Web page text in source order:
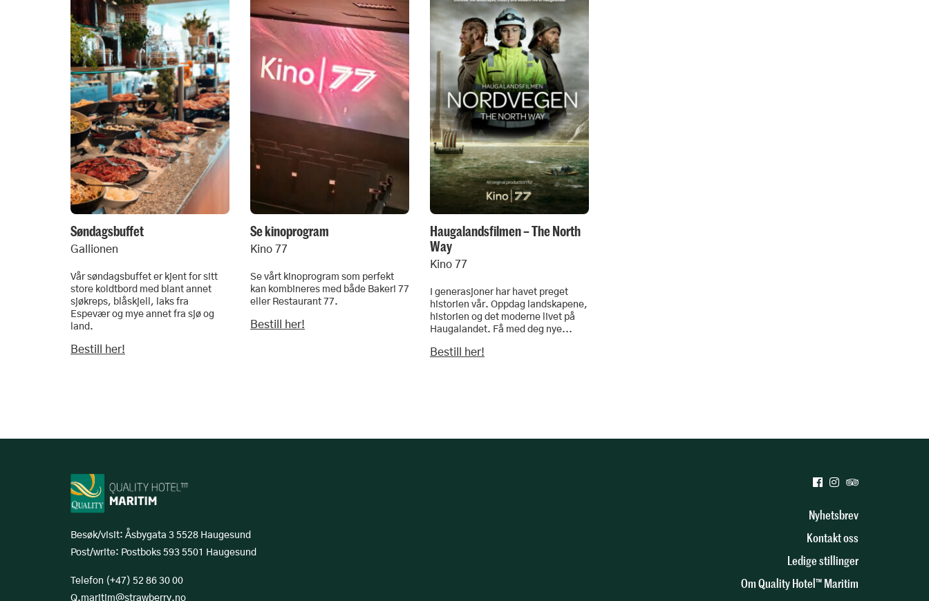
Søndagsbuffet
Gallionen
Vår søndagsbuffet er kjent for sitt
store koldtbord med blant annet
sjøkreps, blåskjell, laks fra
Espevær og mye annet fra sjø og
land.
Bestill her!
Se kinoprogram
Kino 77
Se vårt kinoprogram som perfekt
kan kombineres med både Bakeri 77
eller Restaurant 77.
Bestill her!
Haugalandsfilmen – The North
Way
Kino 77
I generasjoner har havet preget
historien vår. Oppdag landskapene,
historien og det moderne livet på
Haugalandet. Få med deg nye...
Bestill her!
Besøk/visit: Åsbygata 3 5528 Haugesund
Post/write: Postboks 593 5501 Haugesund
Telefon (+47) 52 86 30 00
Q.maritim@strawberry.no
Nyhetsbrev
Kontakt oss
Ledige stillinger
Om Quality Hotel™ Maritim